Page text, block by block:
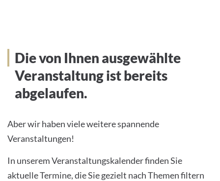
Die von Ihnen ausgewählte
Veranstaltung ist bereits
abgelaufen.
Aber wir haben viele weitere spannende
Veranstaltungen!
In unserem Veranstaltungskalender finden Sie
aktuelle Termine, die Sie gezielt nach Themen filtern